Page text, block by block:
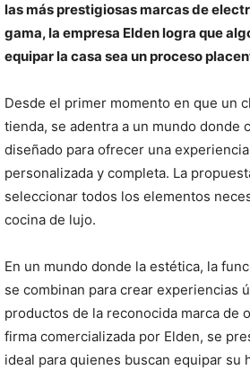
las más prestigiosas marcas de
gama, la empresa Elden logra que
equipar la casa sea un proceso
Desde el primer momento en que un
tienda, se adentra a un mundo donde
diseñado para ofrecer una
personalizada y completa. La
seleccionar todos los elementos
cocina de lujo.
En un mundo donde la estética, la
se combinan para crear experiencias
productos de la reconocida marca de
firma comercializada por Elden, se
ideal para quienes buscan equipar su